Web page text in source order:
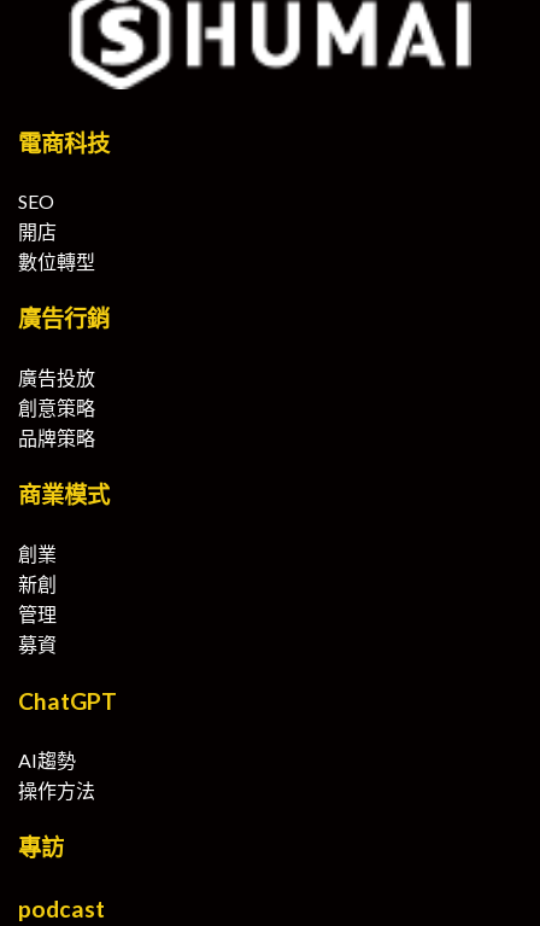
電商科技
SEO
開店
數位轉型
廣告行銷
廣告投放
創意策略
品牌策略
商業模式
創業
新創
管理
募資
ChatGPT
AI趨勢
操作方法
專訪
podcast